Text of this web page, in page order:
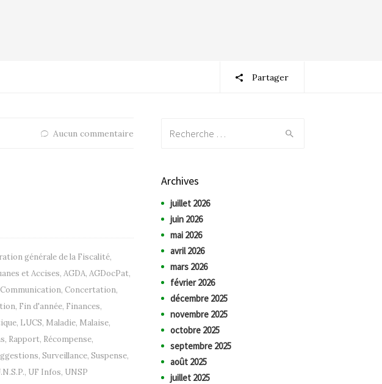
Partager
Aucun commentaire
générale de la Fiscalité,
et Accises, AGDA, AGDocPat,
Communication, Concertation,
, Fin d'année, Finances,
, LUCS, Maladie, Malaise,
, Rapport, Récompense,
, Surveillance, Suspense,
, UF Infos, UNSP
Archives
juillet 2026
juin 2026
mai 2026
avril 2026
mars 2026
février 2026
décembre 2025
novembre 2025
octobre 2025
septembre 2025
août 2025
juillet 2025